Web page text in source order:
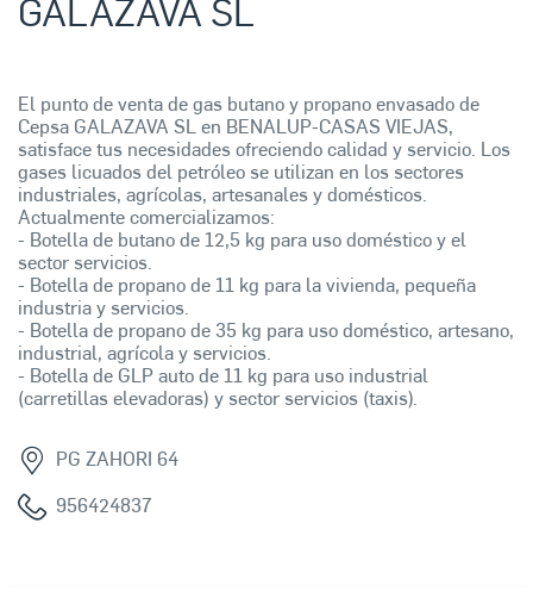
GALAZAVA SL
El punto de venta de gas butano y propano envasado de
Cepsa GALAZAVA SL en BENALUP-CASAS VIEJAS,
satisface tus necesidades ofreciendo calidad y servicio. Los
gases licuados del petróleo se utilizan en los sectores
industriales, agrícolas, artesanales y domésticos.
Actualmente comercializamos:
- Botella de butano de 12,5 kg para uso doméstico y el
sector servicios.
- Botella de propano de 11 kg para la vivienda, pequeña
industria y servicios.
- Botella de propano de 35 kg para uso doméstico, artesano,
industrial, agrícola y servicios.
- Botella de GLP auto de 11 kg para uso industrial
(carretillas elevadoras) y sector servicios (taxis).
PG ZAHORI 64
956424837